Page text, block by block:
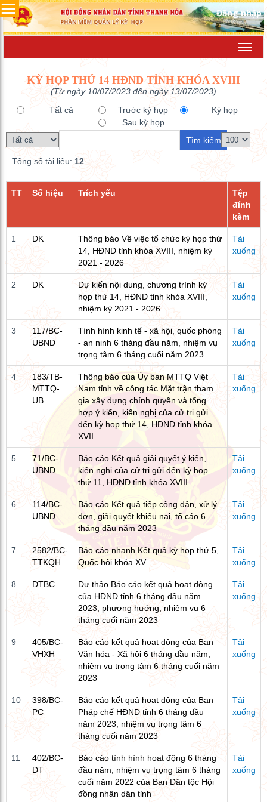
Đăng nhập
KỲ HỌP THỨ 14 HĐND TỈNH KHÓA XVIII
(Từ ngày 10/07/2023 đến ngày 13/07/2023)
Tất cả
Trước kỳ họp
Kỳ họp
Sau kỳ họp
Tổng số tài liệu: 12
TT Số hiệu Trích yếu
Tệp
đính
kèm
1 DK
Thông báo Về việc tổ chức kỳ họp thứ
14, HĐND tỉnh khóa XVIII, nhiệm kỳ
2021 - 2026
Tải
xuống
2 DK
Dự kiến nội dung, chương trình kỳ
họp thứ 14, HĐND tỉnh khóa XVIII,
nhiệm kỳ 2021 - 2026
Tải
xuống
3
117/BC-
UBND
Tình hình kinh tế - xã hội, quốc phòng
- an ninh 6 tháng đầu năm, nhiệm vụ
trọng tâm 6 tháng cuối năm 2023
Tải
xuống
4
183/TB-
MTTQ-
UB
Thông báo của Ủy ban MTTQ Việt
Nam tỉnh về công tác Mặt trận tham
gia xây dựng chính quyền và tổng
hợp ý kiến, kiến nghị của cử tri gửi
đến kỳ họp thứ 14, HĐND tỉnh khóa
XVII
Tải
xuống
5
71/BC-
UBND
Báo cáo Kết quả giải quyết ý kiến,
kiến nghị của cử tri gửi đến kỳ họp
thứ 11, HĐND tỉnh khóa XVIII
Tải
xuống
6
114/BC-
UBND
Báo cáo Kết quả tiếp công dân, xử lý
đơn, giải quyết khiếu nại, tố cáo 6
tháng đầu năm 2023
Tải
xuống
7
2582/BC-
TTKQH
Báo cáo nhanh Kết quả kỳ họp thứ 5,
Quốc hội khóa XV
Tải
xuống
8 DTBC
Dự thảo Báo cáo kết quả hoạt động
của HĐND tỉnh 6 tháng đầu năm
2023; phương hướng, nhiệm vụ 6
tháng cuối năm 2023
Tải
xuống
9
405/BC-
VHXH
Báo cáo kết quả hoạt động của Ban
Văn hóa - Xã hội 6 tháng đầu năm,
nhiệm vụ trọng tâm 6 tháng cuối năm
2023
Tải
xuống
10
398/BC-
PC
Báo cáo kết quả hoạt động của Ban
Pháp chế HĐND tỉnh 6 tháng đầu
năm 2023, nhiệm vụ trọng tâm 6
tháng cuối năm 2023
Tải
xuống
11
402/BC-
DT
Báo cáo tình hình hoat động 6 tháng
đầu năm, nhiệm vụ trọng tâm 6 tháng
cuối năm 2022 của Ban Dân tộc Hội
đồng nhân dân tỉnh
Tải
xuống